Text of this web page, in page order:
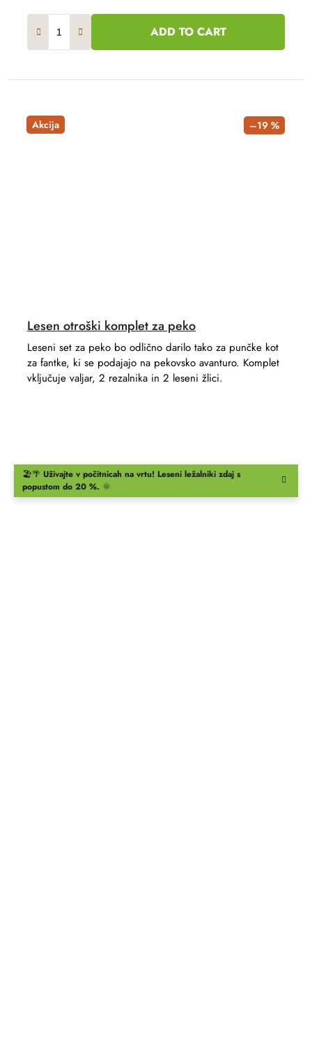
🏖️🌴 Uživajte v počitnicah na vrtu! Leseni ležalniki zdaj s
popustom do 20 %. 🌞
ADD TO CART
Akcija –19 %
Lesen otroški komplet za peko
Leseni set za peko bo odlično darilo tako za punčke kot
za fantke, ki se podajajo na pekovsko avanturo. Komplet
vključuje valjar, 2 rezalnika in 2 leseni žlici.